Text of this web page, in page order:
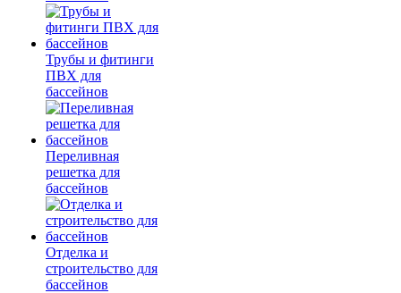
Трубы и фитинги
ПВХ для
бассейнов
Переливная
решетка для
бассейнов
Отделка и
строительство для
бассейнов